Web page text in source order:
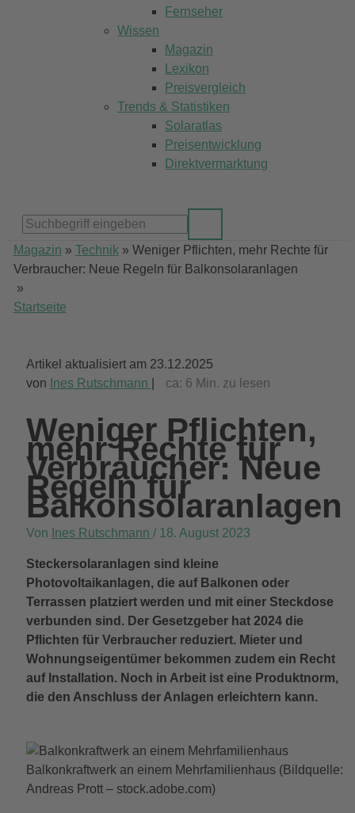
Fernseher
Wissen
Magazin
Lexikon
Preisvergleich
Trends & Statistiken
Solaratlas
Preisentwicklung
Direktvermarktung
Startseite
»
Magazin » Technik» Weniger Pflichten, mehr Rechte für
Verbraucher: Neue Regeln für Balkonsolaranlagen
Artikel aktualisiert am 23.12.2025
von Ines Rutschmann ca: 6 Min. zu lesen
Weniger Pflichten,
mehr Rechte für
Verbraucher: Neue
Regeln für
Balkonsolaranlagen
Von Ines Rutschmann / 18. August 2023
Steckersolaranlagen sind kleine
Photovoltaikanlagen, die auf Balkonen oder
Terrassen platziert werden und mit einer Steckdose
verbunden sind. Der Gesetzgeber hat 2024 die
Pflichten für Verbraucher reduziert. Mieter und
Wohnungseigentümer bekommen zudem ein Recht
auf Installation. Noch in Arbeit ist eine Produktnorm,
die den Anschluss der Anlagen erleichtern kann.
Balkonkraftwerk an einem Mehrfamilienhaus (Bildquelle:
Andreas Prott – stock.adobe.com)